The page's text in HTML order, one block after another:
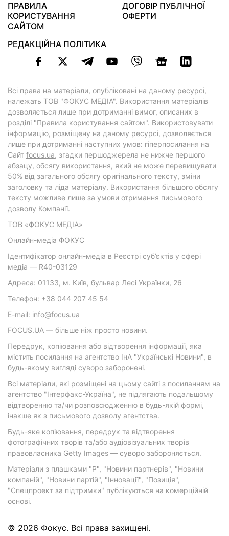
ПРАВИЛА
КОРИСТУВАННЯ
САЙТОМ
ДОГОВІР ПУБЛІЧНОЇ
ОФЕРТИ
РЕДАКЦІЙНА ПОЛІТИКА
Всі права на матеріали, опубліковані на даному ресурсі,
належать ТОВ "ФОКУС МЕДІА". Використання матеріалів
дозволяється лише при дотриманні вимог, описаних в
розділі "Правила користування сайтом". Використовувати
інформацію, розміщену на даному ресурсі, дозволяється
лише при дотриманні наступних умов: гіперпосилання на
Cайт focus.ua, згадки першоджерела не нижче першого
абзацу, обсягу використання, який не може перевищувати
50% від загального обсягу оригінального тексту, зміни
заголовку та ліда матеріалу. Використання більшого обсягу
тексту можливе лише за умови отримання письмового
дозволу Компанії.
ТОВ «ФОКУС МЕДІА»
Онлайн-медіа ФОКУС
Ідентифікатор онлайн-медіа в Реєстрі суб’єктів у сфері
медіа — R40-03129
Адреса: 01133, м. Київ, бульвар Лесі Українки, 26
Телефон: +38 044 207 45 54
E-mail: info@focus.ua
FOCUS.UA — більше ніж просто новини.
Передрук, копіювання або відтворення інформації, яка
містить посилання на агентство ІнА "Українські Новини", в
будь-якому вигляді суворо заборонені.
Всі матеріали, які розміщені на цьому сайті з посиланням на
агентство "Інтерфакс-Україна", не підлягають подальшому
відтворенню та/чи розповсюдженню в будь-якій формі,
інакше як з письмового дозволу агентства.
Будь-яке копіювання, передрук та відтворення
фотографічних творів та/або аудіовізуальних творів
правовласника Getty Images — суворо забороняється.
Матеріали з плашками "Р", "Новини партнерів", "Новини
компаній", "Новини партій", "Інновації", "Позиція",
"Спецпроект за підтримки" публікуються на комерційній
основі.
© 2026 Фокус. Всі права захищені.